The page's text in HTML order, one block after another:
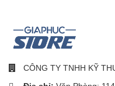
Quick Charge (QC)
PPS trên các thiết bị
Khả năng tương thích rộng:
CÔNG TY TNHH KỸ